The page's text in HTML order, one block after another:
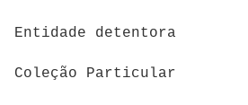
Entidade detentora
Coleção Particular